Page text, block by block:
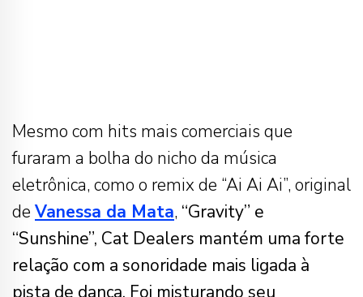
Mesmo com hits mais comerciais que
furaram a bolha do nicho da música
eletrônica, como o remix de “Ai Ai Ai”, original
de Vanessa da Mata, “Gravity” e
“Sunshine”, Cat Dealers mantém uma forte
relação com a sonoridade mais ligada à
pista de dança. Foi misturando seu